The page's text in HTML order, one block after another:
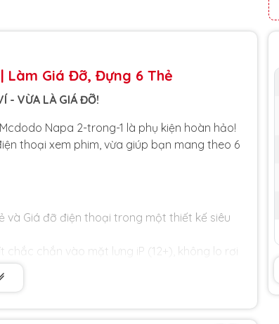
Làm Giá Đỡ, Đựng 6 Thẻ
- VỪA LÀ GIÁ ĐỠ!
Napa 2-trong-1 là phụ kiện hoàn hảo!
thoại xem phim, vừa giúp bạn mang theo 6
và Giá đỡ điện thoại trong một thiết kế siêu
chắc chắn vào mặt lưng iP (12+), không lo rơi
Napa sang trọng, chống bám vân tay, cầm
CCCD, bằng lái xe... (tối đa 6 thẻ).